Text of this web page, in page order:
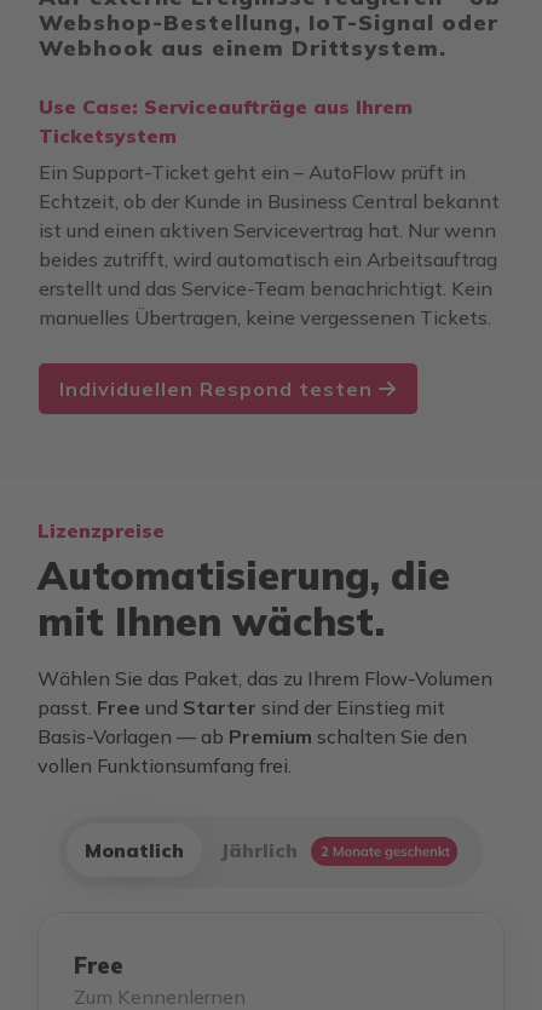
Webshop-Bestellung, IoT-Signal oder
Webhook aus einem Drittsystem.
Use Case: Serviceaufträge aus Ihrem
Ticketsystem
Ein Support-Ticket geht ein – AutoFlow prüft in
Echtzeit, ob der Kunde in Business Central bekannt
ist und einen aktiven Servicevertrag hat. Nur wenn
beides zutrifft, wird automatisch ein Arbeitsauftrag
erstellt und das Service-Team benachrichtigt. Kein
manuelles Übertragen, keine vergessenen Tickets.
Individuellen Respond testen
Lizenzpreise
Automatisierung, die
mit Ihnen wächst.
Wählen Sie das Paket, das zu Ihrem Flow-Volumen
passt. Free und Starter sind der Einstieg mit
Basis-Vorlagen — ab Premium schalten Sie den
vollen Funktionsumfang frei.
Monatlich Jährlich
Free
Zum Kennenlernen